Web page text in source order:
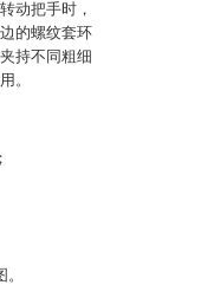
动把手时，
的螺纹套环
持不同粗细
。